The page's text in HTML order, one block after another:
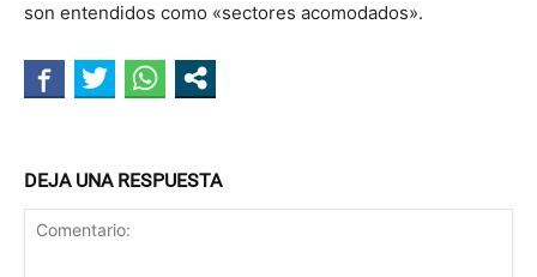
son entendidos como «sectores acomodados».
DEJA UNA RESPUESTA